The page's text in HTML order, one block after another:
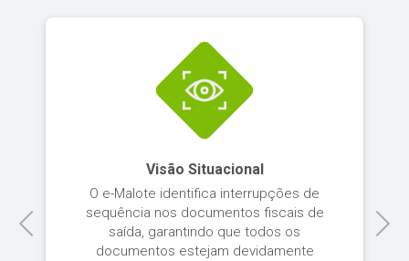
Previous
Visão Situacional
O e-Malote identifica interrupções de
sequência nos documentos fiscais de
saída, garantindo que todos os
documentos estejam devidamente
Next